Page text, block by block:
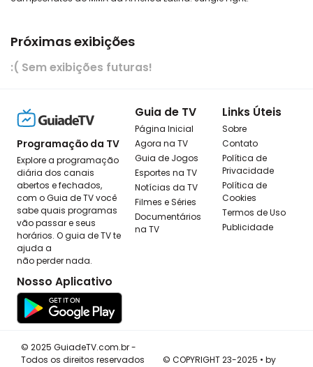
Próximas exibições
:( Sem exibições futuras!
Programação da TV
Explore a programação
diária dos canais
abertos e fechados,
com o Guia de TV você
sabe quais programas
vão passar e seus
horários. O guia de TV te
ajuda a
não perder nada.
Nosso Aplicativo
Guia de TV
Página Inicial
Agora na TV
Guia de Jogos
Esportes na TV
Notícias da TV
Filmes e Séries
Documentários
na TV
Links Úteis
Sobre
Contato
Política de
Privacidade
Política de
Cookies
Termos de Uso
Publicidade
© 2025 GuiadeTV.com.br -
Todos os direitos reservados
© COPYRIGHT 23-2025 • by